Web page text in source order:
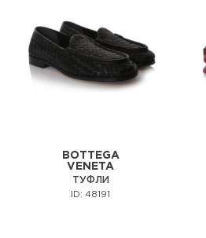
BOTTEGA
VENETA
ТУФЛИ
ID: 48191